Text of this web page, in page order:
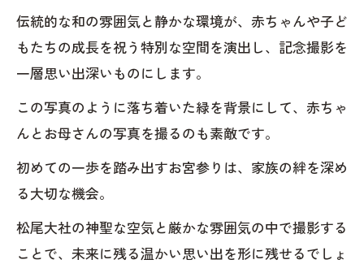
伝統的な和の雰囲気と静かな環境が、赤ちゃんや子ど
もたちの成長を祝う特別な空間を演出し、記念撮影を
一層思い出深いものにします。
この写真のように落ち着いた緑を背景にして、赤ちゃ
んとお母さんの写真を撮るのも素敵です。
初めての一歩を踏み出すお宮参りは、家族の絆を深め
る大切な機会。
松尾大社の神聖な空気と厳かな雰囲気の中で撮影する
ことで、未来に残る温かい思い出を形に残せるでしょ